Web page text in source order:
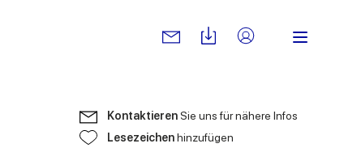
KontaktierenSie uns für nähere Infos
Lesezeichenhinzufügen